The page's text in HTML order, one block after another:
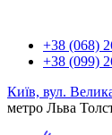
+38 (068)
+38 (099)
Київ, вул.
метро Льва